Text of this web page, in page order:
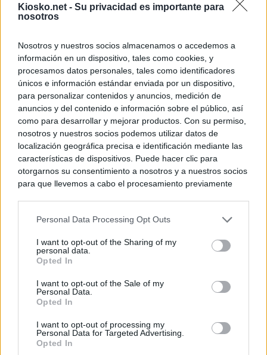
Kiosko.net - Su privacidad es importante para
nosotros
Nosotros y nuestros socios almacenamos o accedemos a
información en un dispositivo, tales como cookies, y
procesamos datos personales, tales como identificadores
únicos e información estándar enviada por un dispositivo,
para personalizar contenidos y anuncios, medición de
anuncios y del contenido e información sobre el público, así
como para desarrollar y mejorar productos. Con su permiso,
nosotros y nuestros socios podemos utilizar datos de
localización geográfica precisa e identificación mediante las
características de dispositivos. Puede hacer clic para
otorgarnos su consentimiento a nosotros y a nuestros socios
para que llevemos a cabo el procesamiento previamente
negar su consentimiento. Tenga en cuenta que algún
de su consentimiento, pero usted tiene el derecho de
rechazar tal procesamiento. Sus preferencias se aplicarán
cualquier momento entrando de nuevo en este sitio web o
visitando nuestra política de privacidad.
Personal Data Processing Opt Outs
I want to opt-out of the Sharing of my
personal data.
Opted In
I want to opt-out of the Sale of my
Personal Data.
Opted In
I want to opt-out of processing my
Personal Data for Targeted Advertising.
Opted In